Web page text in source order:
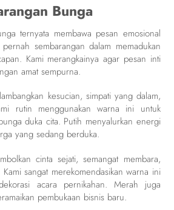
Bunga
ternyata membawa pesan emosional
sembarangan dalam memadukan
Kami merangkainya agar pesan inti
amat sempurna.
kesucian, simpati yang dalam,
rutin menggunakan warna ini untuk
duka cita. Putih menyalurkan energi
yang sedang berduka.
cinta sejati, semangat membara,
sangat merekomendasikan warna ini
acara pernikahan. Merah juga
pembukaan bisnis baru.